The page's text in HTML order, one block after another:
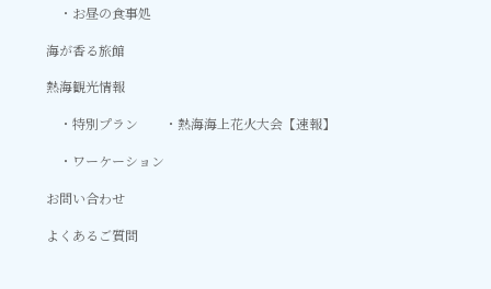
お昼の食事処
海が香る旅館
熱海観光情報
特別プラン
熱海海上花火大会【速報】
ワーケーション
お問い合わせ
よくあるご質問